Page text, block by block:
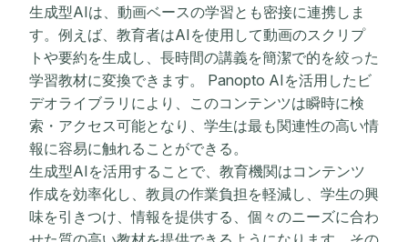
生成型AIは、動画ベースの学習とも密接に連携しま
す。例えば、教育者はAIを使用して動画のスクリプ
トや要約を生成し、長時間の講義を簡潔で的を絞った
学習教材に変換できます。 Panopto AIを活用したビ
デオライブラリにより、このコンテンツは瞬時に検
索・アクセス可能となり、学生は最も関連性の高い情
報に容易に触れることができる。
生成型AIを活用することで、教育機関はコンテンツ
作成を効率化し、教員の作業負担を軽減し、学生の興
味を引きつけ、情報を提供する、個々のニーズに合わ